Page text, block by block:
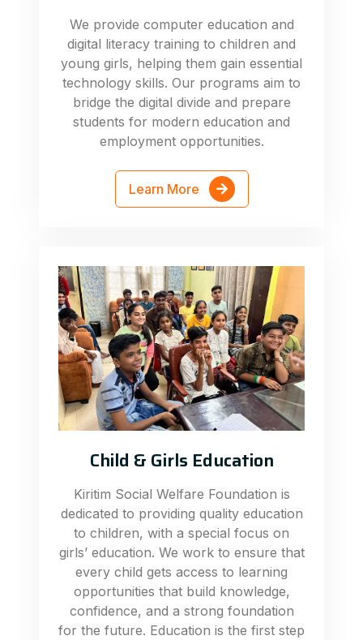
We provide computer education and
digital literacy training to children and
young girls, helping them gain essential
technology skills. Our programs aim to
bridge the digital divide and prepare
students for modern education and
employment opportunities.
Learn More
Child & Girls Education
Kiritim Social Welfare Foundation is
dedicated to providing quality education
to children, with a special focus on
girls’ education. We work to ensure that
every child gets access to learning
opportunities that build knowledge,
confidence, and a strong foundation
for the future. Education is the first step